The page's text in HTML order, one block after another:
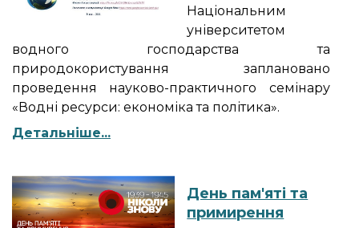
Національним
університетом
водного господарства та
природокористування заплановано
проведення науково-практичного семінару
«Водні ресурси: економіка та політика».
Детальніше...
День пам'яті та
примирення